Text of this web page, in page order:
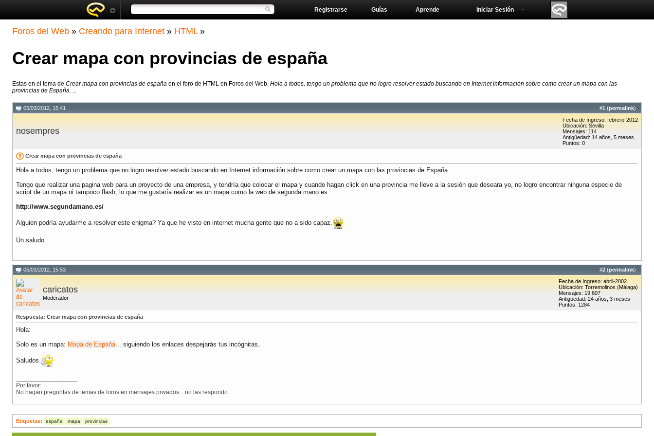
Aprende
Guías
Registrarse Iniciar Sesión
Foros del Web » Creando para Internet » HTML »
Crear mapa con provincias de españa
Estas en el tema de Crear mapa con provincias de españa en el foro de HTML en Foros del Web. Hola a todos, tengo un problema que no logro resolver estado buscando en Internet información sobre como crear un mapa con las
provincias de España. ...
#1 (permalink)
05/03/2012, 15:41
nosempres
Fecha de Ingreso: febrero-2012
Ubicación: Sevilla
Mensajes: 114
Antigüedad: 14 años, 5 meses
Puntos: 0
Crear mapa con provincias de españa
Hola a todos, tengo un problema que no logro resolver estado buscando en Internet información sobre como crear un mapa con las provincias de España.
Tengo que realizar una pagina web para un proyecto de una empresa, y tendría que colocar el mapa y cuando hagan click en una provincia me lleve a la sesión que deseara yo, no logro encontrar ninguna especie de
script de un mapa ni tampoco flash, lo que me gustaría realizar es un mapa como la web de segunda mano.es
http://www.segundamano.es/
Alguien podría ayudarme a resolver este enigma? Ya que he visto en internet mucha gente que no a sido capaz.
Un saludo.
#2 (permalink)
05/03/2012, 15:53
caricatos
Moderador
Fecha de Ingreso: abril-2002
Ubicación: Torremolinos (Málaga)
Mensajes: 19.607
Antigüedad: 24 años, 3 meses
Puntos: 1284
Respuesta: Crear mapa con provincias de españa
Hola:
Solo es un mapa: Mapa de España... siguiendo los enlaces despejarás tus incógnitas.
Saludos
Por favor:
No hagan preguntas de temas de foros en mensajes privados... no las respondo
Etiquetas: españa mapa provincias